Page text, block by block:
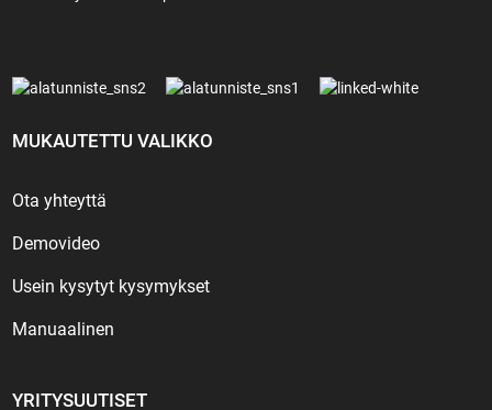
MUKAUTETTU VALIKKO
Ota yhteyttä
Demovideo
Usein kysytyt kysymykset
Manuaalinen
YRITYSUUTISET